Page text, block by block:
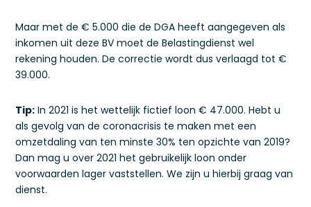
Maar met de € 5.000 die de DGA heeft aangegeven als
inkomen uit deze BV moet de Belastingdienst wel
rekening houden. De correctie wordt dus verlaagd tot €
39.000.
Tip: In 2021 is het wettelijk fictief loon € 47.000. Hebt u
als gevolg van de coronacrisis te maken met een
omzetdaling van ten minste 30% ten opzichte van 2019?
Dan mag u over 2021 het gebruikelijk loon onder
voorwaarden lager vaststellen. We zijn u hierbij graag van
dienst.